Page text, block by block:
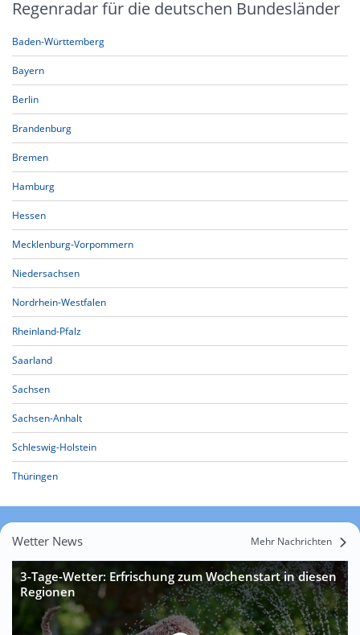
Regenradar für die deutschen Bundesländer
Baden-Württemberg
Bayern
Berlin
Brandenburg
Bremen
Hamburg
Hessen
Mecklenburg-Vorpommern
Niedersachsen
Nordrhein-Westfalen
Rheinland-Pfalz
Saarland
Sachsen
Sachsen-Anhalt
Schleswig-Holstein
Thüringen
Wetter News Mehr Nachrichten
3-Tage-Wetter: Erfrischung zum Wochenstart in diesen
Regionen